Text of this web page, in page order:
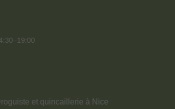
et quincaillerie à Nice